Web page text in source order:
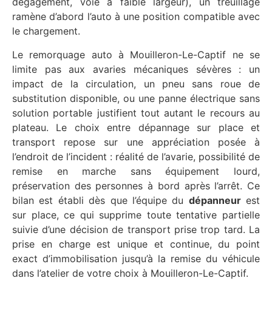
ramène d’abord l’auto à une position compatible avec
le chargement.
Le remorquage auto à Mouilleron-Le-Captif ne se
limite pas aux avaries mécaniques sévères : un
impact de la circulation, un pneu sans roue de
substitution disponible, ou une panne électrique sans
solution portable justifient tout autant le recours au
plateau. Le choix entre dépannage sur place et
transport repose sur une appréciation posée à
l’endroit de l’incident : réalité de l’avarie, possibilité de
remise en marche sans équipement lourd,
préservation des personnes à bord après l’arrêt. Ce
bilan est établi dès que l’équipe du dépanneurest
sur place, ce qui supprime toute tentative partielle
suivie d’une décision de transport prise trop tard. La
prise en charge est unique et continue, du point
exact d’immobilisation jusqu’à la remise du véhicule
dans l’atelier de votre choix à Mouilleron-Le-Captif.